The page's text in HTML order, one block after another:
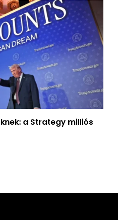
a Strategy milliós